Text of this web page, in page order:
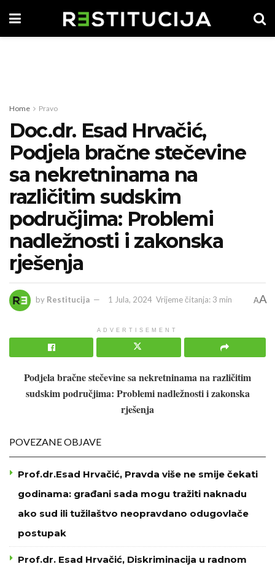
Home Pravo
Doc.dr. Esad Hrvačić,
Podjela bračne stečevine
sa nekretninama na
različitim sudskim
područjima: Problemi
nadležnosti i zakonska
rješenja
by Restitucija 1 Jula, 2024 Vrijeme čitanja: 3 min AA
ADVERTISEMENT
Podjela bračne stečevine sa nekretninama na različitim
sudskim područjima: Problemi nadležnosti i zakonska
rješenja
POVEZANE OBJAVE
Prof.dr.Esad Hrvačić, Pravda više ne smije čekati
godinama: građani sada mogu tražiti naknadu
ako sud ili tužilaštvo neopravdano odugovlače
postupak
Prof.dr. Esad Hrvačić, Diskriminacija u radnom